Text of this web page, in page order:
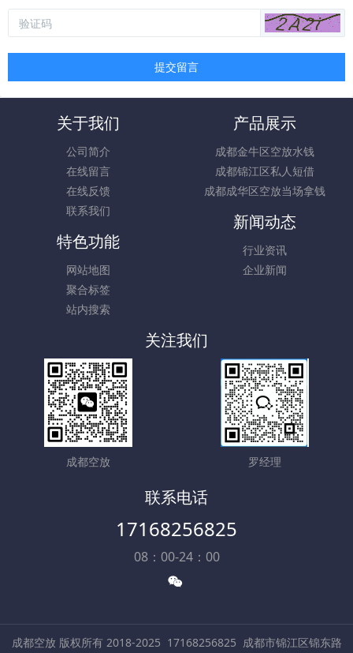
提交留言
关于我们
公司简介
在线留言
在线反馈
联系我们
产品展示
成都金牛区空放水钱
成都锦江区私人短借
成都成华区空放当场拿钱
新闻动态
行业资讯
企业新闻
特色功能
网站地图
聚合标签
站内搜索
关注我们
成都空放 罗经理
联系电话
17168256825
08：00-24：00
成都空放 版权所有 2018-2025 17168256825 成都市锦江区锦东路